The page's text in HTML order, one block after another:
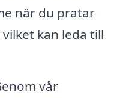
när du pratar
kan leda till
vår